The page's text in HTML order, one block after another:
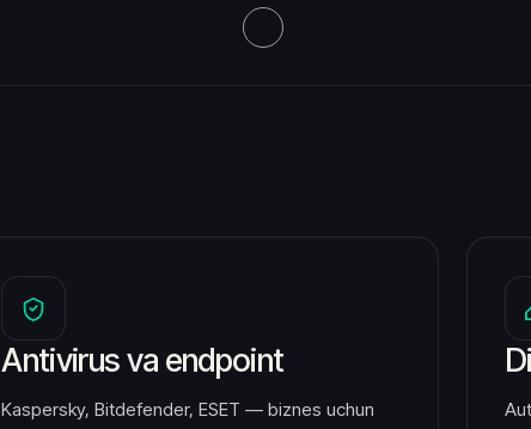
Antivirus va endpoint
Kaspersky, Bitdefender, ESET — biznes uchun